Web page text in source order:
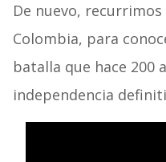
De nuevo,
Colombia, para
batalla que hace 200
independencia